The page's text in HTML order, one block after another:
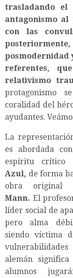
trasladando el
antagonismo
con las
posmodernidad
referentes,
relativismo
protagonismo
coralidad del
ayudantes.
La
es abordada
espíritu
Azul, de forma
obra original
Mann. El
líder social de
pero alma
siendo víctima
alemán
alumnos